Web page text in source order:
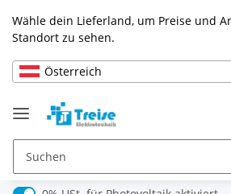
Wähle dein Lieferland, um Preise und
Standort zu sehen.
Österreich